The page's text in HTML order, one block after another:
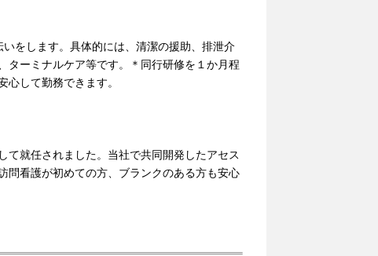
をします。具体的には、清潔の援助、排泄介
ターミナルケア等です。＊同行研修を１か月程
して勤務できます。
て就任されました。当社で共同開発したアセス
問看護が初めての方、ブランクのある方も安心